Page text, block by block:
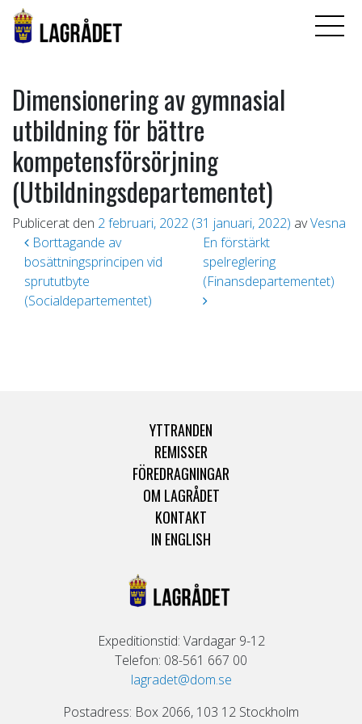
Dimensionering av gymnasial
utbildning för bättre
kompetensförsörjning
(Utbildningsdepartementet)
Publicerat den 2 februari, 2022 (31 januari, 2022) avVesna
Inläggsnavigering
Borttagande av
bosättningsprincipen vid
sprututbyte
(Socialdepartementet)
En förstärkt
spelreglering
(Finansdepartementet)
YTTRANDEN
REMISSER
FÖREDRAGNINGAR
OM LAGRÅDET
KONTAKT
IN ENGLISH
Expeditionstid: Vardagar 9-12
Telefon: 08-561 667 00
lagradet@dom.se
Postadress: Box 2066, 103 12 Stockholm